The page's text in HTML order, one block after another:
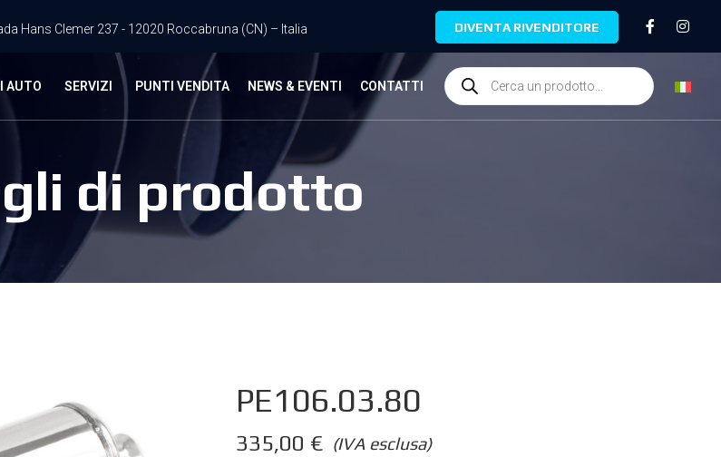
Hans Clemer 237 - 12020 Roccabruna (CN) – Italia DIVENTA RIVENDITORE
AUTO SERVIZI PUNTI VENDITA NEWS & EVENTI CONTATTI
di prodotto
PE106.03.80
(IVA esclusa)
335,00 €